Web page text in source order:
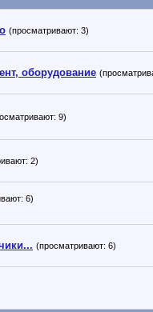
(просматривают: 3)
оборудование
9)
2)
6)
(просматривают: 6)